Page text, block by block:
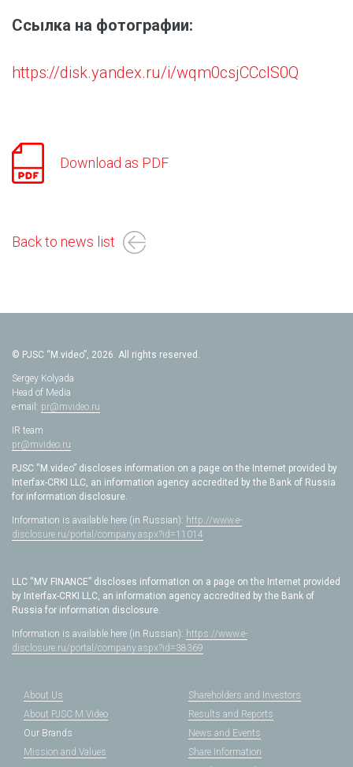
Ссылка на фотографии:
https://disk.yandex.ru/i/wqm0csjCCcIS0Q
Download as PDF
Back to news list
© PJSC “M.video”, 2026. All rights reserved.
Sergey Kolyada
Head of Media
e-mail: pr@mvideo.ru
IR team
pr@mvideo.ru
PJSC “M.video” discloses information on a page on the Internet provided by
Interfax-CRKI LLC, an information agency accredited by the Bank of Russia
for information disclosure.
Information is available here (in Russian): http://www.e-
disclosure.ru/portal/company.aspx?id=11014
LLC “MV FINANCE” discloses information on a page on the Internet provided
by Interfax-CRKI LLC, an information agency accredited by the Bank of
Russia for information disclosure.
Information is available here (in Russian): https://www.e-
disclosure.ru/portal/company.aspx?id=38369
About Us
About PJSC M.Video
Our Brands
Mission and Values
Shareholders and Investors
Results and Reports
News and Events
Share Information